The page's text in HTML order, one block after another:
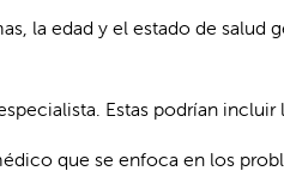
la edad y el estado de salud
Estas podrían incluir
que se enfoca en los